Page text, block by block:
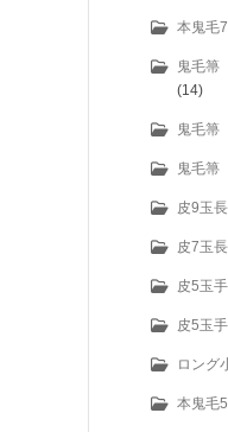
本鬼毛
鬼毛箒
(14)
鬼毛箒
鬼毛箒
皮9玉
皮7玉
皮5玉
皮5玉
ロング
本鬼毛